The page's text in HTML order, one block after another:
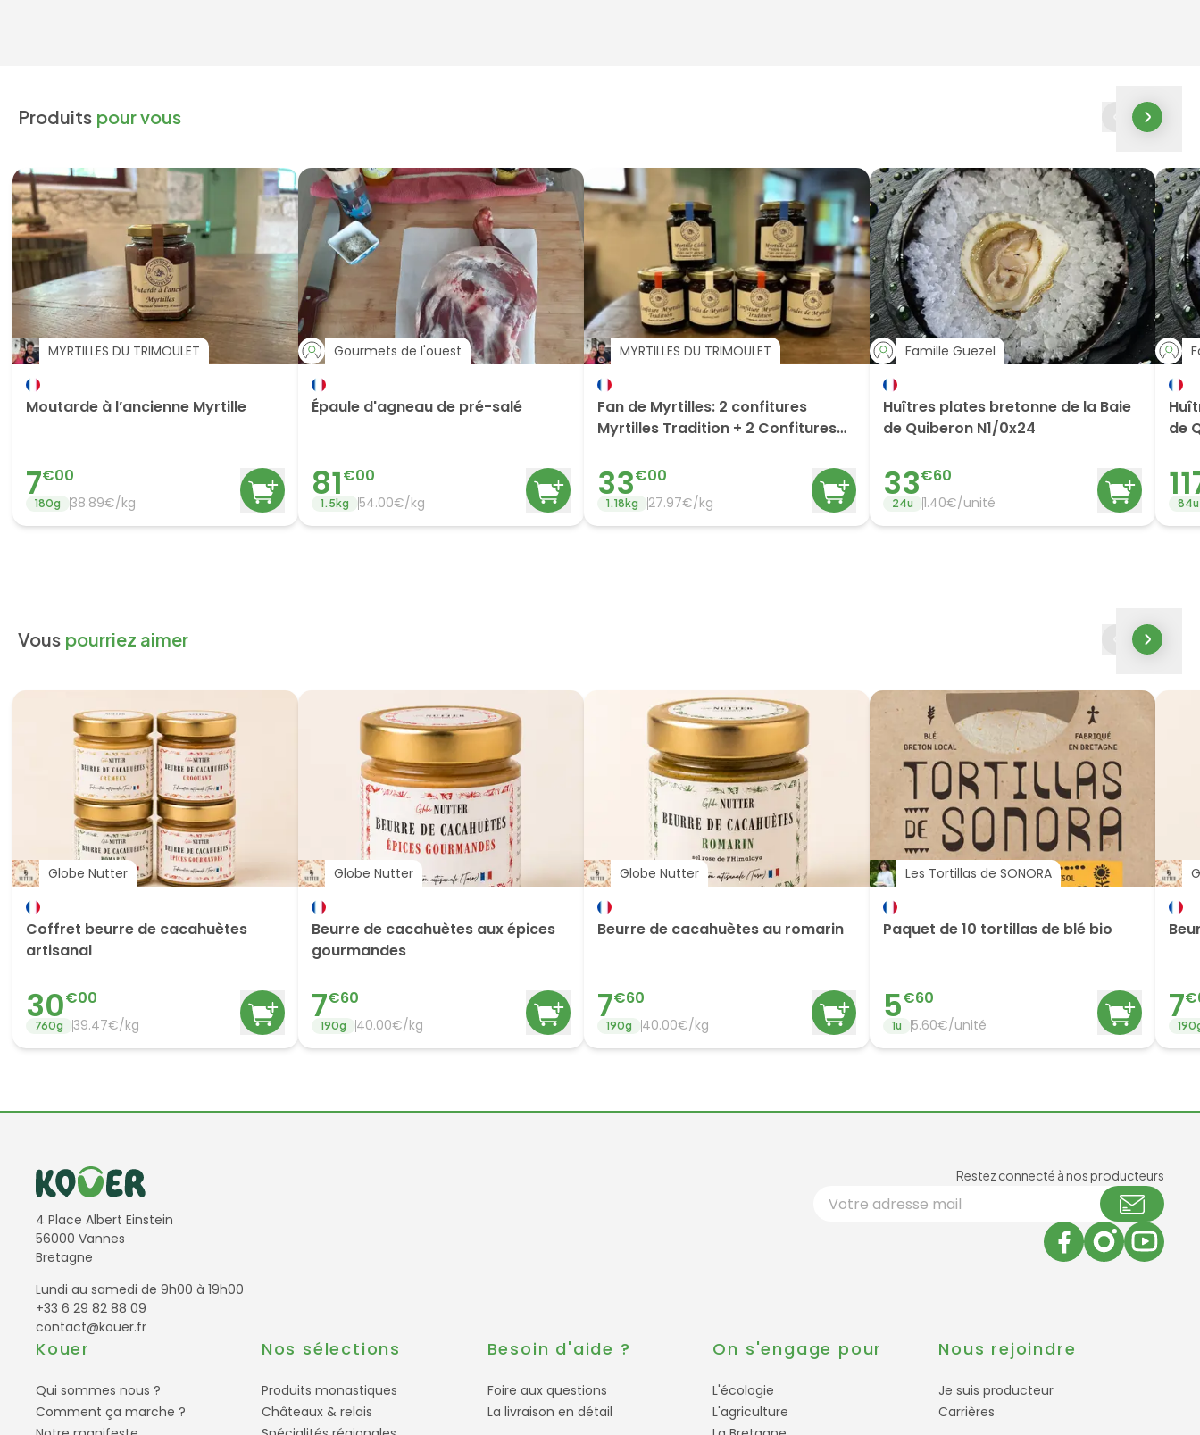
Produits pour vous
MYRTILLES DU TRIMOULET
Moutarde à l’ancienne Myrtille
7€00
180g 38.89€/kg
Gourmets de l'ouest
Épaule d'agneau de pré-salé
81€00
1.5kg 54.00€/kg
MYRTILLES DU TRIMOULET
Fan de Myrtilles: 2 confitures
Myrtilles Tradition + 2 Confitures
33€00
1.18kg 27.97€/kg
Famille Guezel
Huîtres plates bretonne de la Baie
de Quiberon N1/0x24
33€60
24u 1.40€/unité
de
84u
Vous pourriez aimer
Globe Nutter
Coffret beurre de cacahuètes
artisanal
30€00
760g 39.47€/kg
Globe Nutter
Beurre de cacahuètes aux épices
gourmandes
7€60
190g 40.00€/kg
Globe Nutter
Beurre de cacahuètes au romarin
7€60
190g 40.00€/kg
Les Tortillas de SONORA
Paquet de 10 tortillas de blé bio
5€60
1u 5.60€/unité 7€
190
Informations de contact
4 Place Albert Einstein
56000 Vannes
Bretagne
Lundi au samedi de 9h00 à 19h00
+33 6 29 82 88 09
contact@kouer.fr
Restez connecté à nos producteurs
Votre adresse email
Kouer
Qui sommes nous ?
Comment ça marche ?
Nos sélections
Produits monastiques
Châteaux & relais
Besoin d'aide ?
Foire aux questions
La livraison en détail
On s'engage pour
L'écologie
L'agriculture
Nous rejoindre
Je suis producteur
Carrières